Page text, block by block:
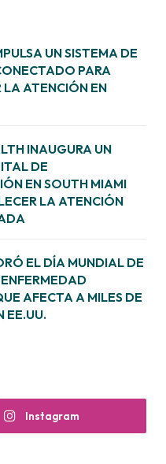
UN SISTEMA DE
PARA
LA ATENCIÓN EN
INAUGURA UN
DE
EN SOUTH MIAMI
LA ATENCIÓN
EL DÍA MUNDIAL DE
AFECTA A MILES DE
EE.UU.
Instagram